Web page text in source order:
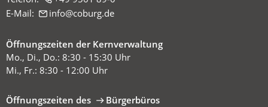
E-Mail:
info coburg de
Öffnungszeiten der Kernverwaltung
Mo., Di., Do.: 8:30 - 15:30 Uhr
Mi., Fr.: 8:30 - 12:00 Uhr
Öffnungszeiten des
Bürgerbüros